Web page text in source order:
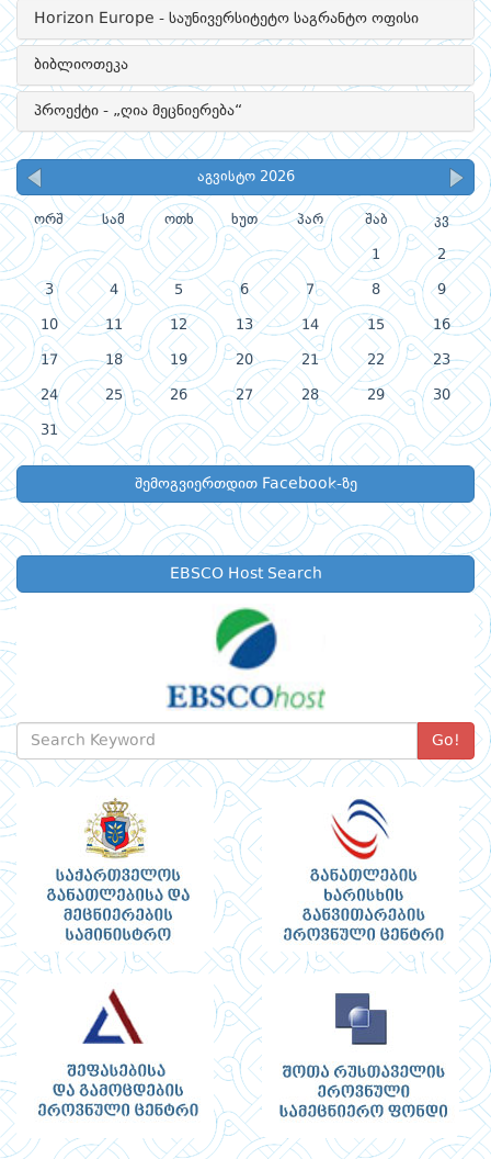
Horizon Europe - საუნივერსიტეტო საგრანტო ოფისი
ბიბლიოთეკა
პროექტი - „ღია მეცნიერება“
აგვისტო 2026
ორშ სამ ოთხ ხუთ პარ შაბ კვ
1 2
3 4 5 6 7 8 9
10 11 12 13 14 15 16
17 18 19 20 21 22 23
24 25 26 27 28 29 30
31
შემოგვიერთდით Facebook-ზე
EBSCO Host Search
Go!